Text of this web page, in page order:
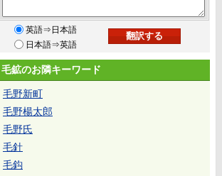
英語⇒日本語
日本語⇒英語
毛鉱のお隣キーワード
毛野新町
毛野楊太郎
毛野氏
毛針
毛鈎